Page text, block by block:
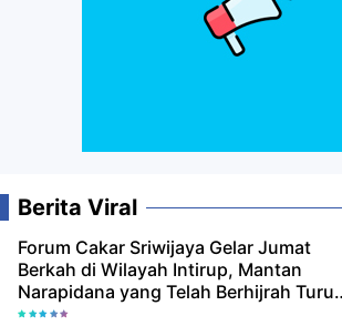
Berita Viral
Forum Cakar Sriwijaya Gelar Jumat
Berkah di Wilayah Intirup, Mantan
Narapidana yang Telah Berhijrah Turut
Berbagi Kebaikan